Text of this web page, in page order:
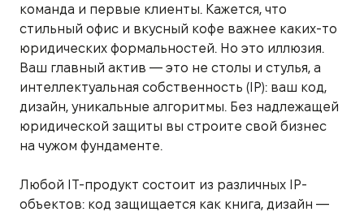
команда и первые клиенты. Кажется, что
стильный офис и вкусный кофе важнее каких-то
юридических формальностей. Но это иллюзия.
Ваш главный актив — это не столы и стулья, а
интеллектуальная собственность (IP): ваш код,
дизайн, уникальные алгоритмы. Без надлежащей
юридической защиты вы строите свой бизнес
на чужом фундаменте.
Любой IT-продукт состоит из различных IP-
объектов: код защищается как книга, дизайн —